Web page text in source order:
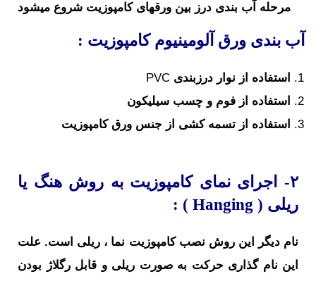
مرحله آب بندی درز بین ورقهای کامپوزیت شروع می­شود
آب بندی ورق آلومینیوم کامپوزیت :
استفاده از نوار درزبندی PVC
استفاده از فوم و چسب سیلیکون
استفاده از تسمه کشی از جنس ورق کامپوزیت
۲- اجرای نمای کامپوزیت به روش هنگ یا
ریلی ( Hanging
) :
نام دیگر این روش نصب کامپوزیت نما ، ریلی است. علت
این نام گذاری حرکت به صورت ریلی و قابل رگلاژ بودن